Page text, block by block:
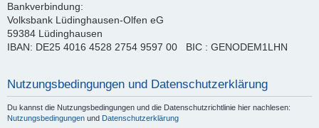
Bankverbindung:
Volksbank Lüdinghausen-Olfen eG
59384 Lüdinghausen
IBAN: DE25 4016 4528 2754 9597 00 BIC : GENODEM1LHN
Nutzungsbedingungen und Datenschutzerklärung
Du kannst die Nutzungsbedingungen und die Datenschutzrichtlinie hier nachlesen:
Nutzungsbedingungen und Datenschutzerklärung